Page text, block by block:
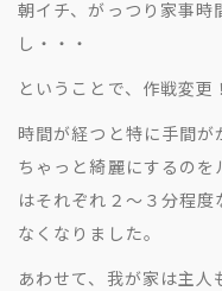
朝イチ、がっつり家事
し・・・
ということで、作戦変更！
時間が経つと特に手間
ちゃっと綺麗にするの
はそれぞれ２～３分程
なくなりました。
あわせて、我が家は主